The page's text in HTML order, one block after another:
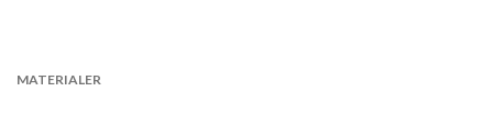
MATERIALER